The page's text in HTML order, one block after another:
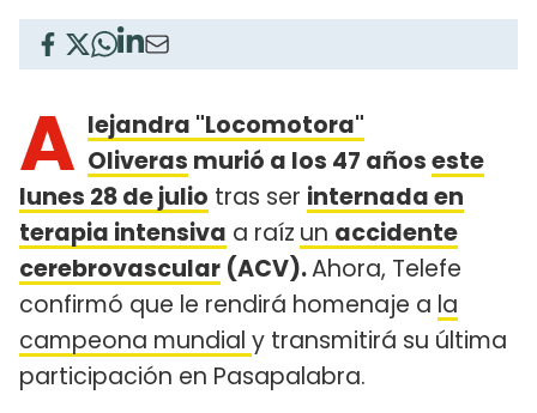
A lejandra "Locomotora"
Oliveras murió a los 47 añoseste
lunes 28 de julio tras ser internada en
terapia intensiva a raíz un accidente
cerebrovascular (ACV).Ahora, Telefe
confirmó que le rendirá homenaje a la
campeona mundial y transmitirá su última
participación en Pasapalabra.